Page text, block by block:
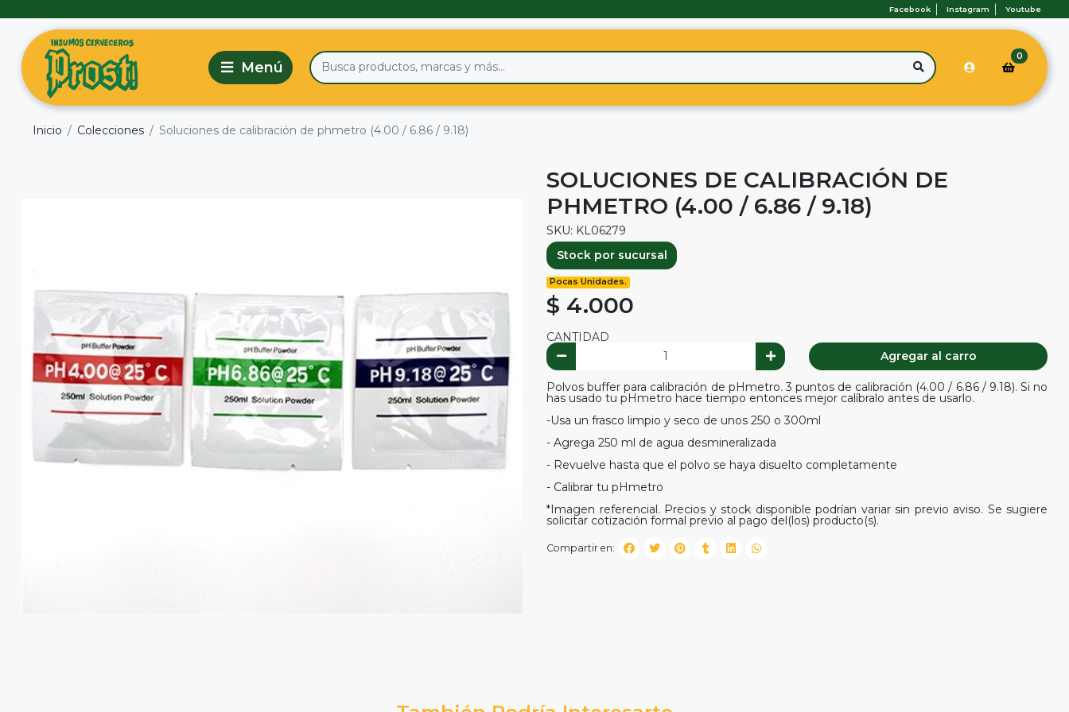
Facebook Instagram Youtube
0
Inicio Colecciones Soluciones de calibración de phmetro (4.00 / 6.86 / 9.18)
SOLUCIONES DE CALIBRACIÓN DE
PHMETRO (4.00 / 6.86 / 9.18)
SKU: KL06279
Stock por sucursal
Pocas Unidades.
$ 4.000
CANTIDAD
Agregar al carro
Polvos buffer para calibración de pHmetro. 3 puntos de calibración (4.00 / 6.86 / 9.18). Si no
has usado tu pHmetro hace tiempo entonces mejor calíbralo antes de usarlo.
-Usa un frasco limpio y seco de unos 250 o 300ml
- Agrega 250 ml de agua desmineralizada
- Revuelve hasta que el polvo se haya disuelto completamente
- Calibrar tu pHmetro
*Imagen referencial. Precios y stock disponible podrían variar sin previo aviso. Se sugiere
solicitar cotización formal previo al pago del(los) producto(s).
Compartir en: